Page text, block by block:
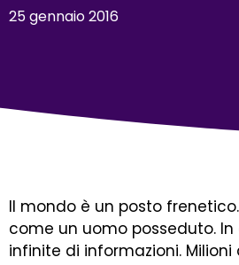
25 gennaio 2016
Il mondo è un posto
come un uomo posseduto.
infinite di informazioni.